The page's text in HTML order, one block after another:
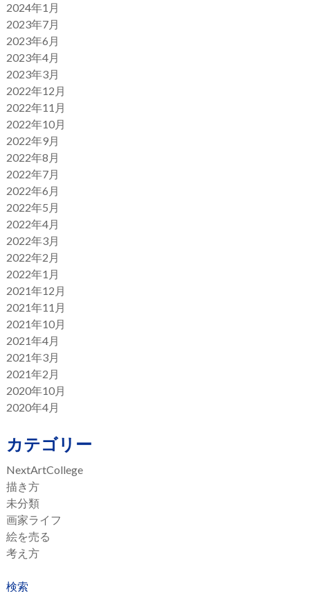
2024年1月
2023年7月
2023年6月
2023年4月
2023年3月
2022年12月
2022年11月
2022年10月
2022年9月
2022年8月
2022年7月
2022年6月
2022年5月
2022年4月
2022年3月
2022年2月
2022年1月
2021年12月
2021年11月
2021年10月
2021年4月
2021年3月
2021年2月
2020年10月
2020年4月
カテゴリー
NextArtCollege
描き方
未分類
画家ライフ
絵を売る
考え方
検索